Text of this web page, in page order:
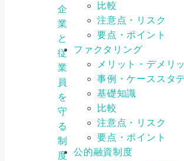
企
業
と
従
業
員
を
守
る
制
度
比較
注意点・リスク
要点・ポイント
ファクタリング
メリット・デメリ
事例・ケーススタ
基礎知識
比較
注意点・リスク
要点・ポイント
公的融資制度